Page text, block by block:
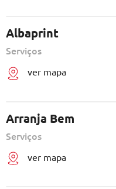
Albaprint
Serviços
ver mapa
Arranja Bem
Serviços
ver mapa